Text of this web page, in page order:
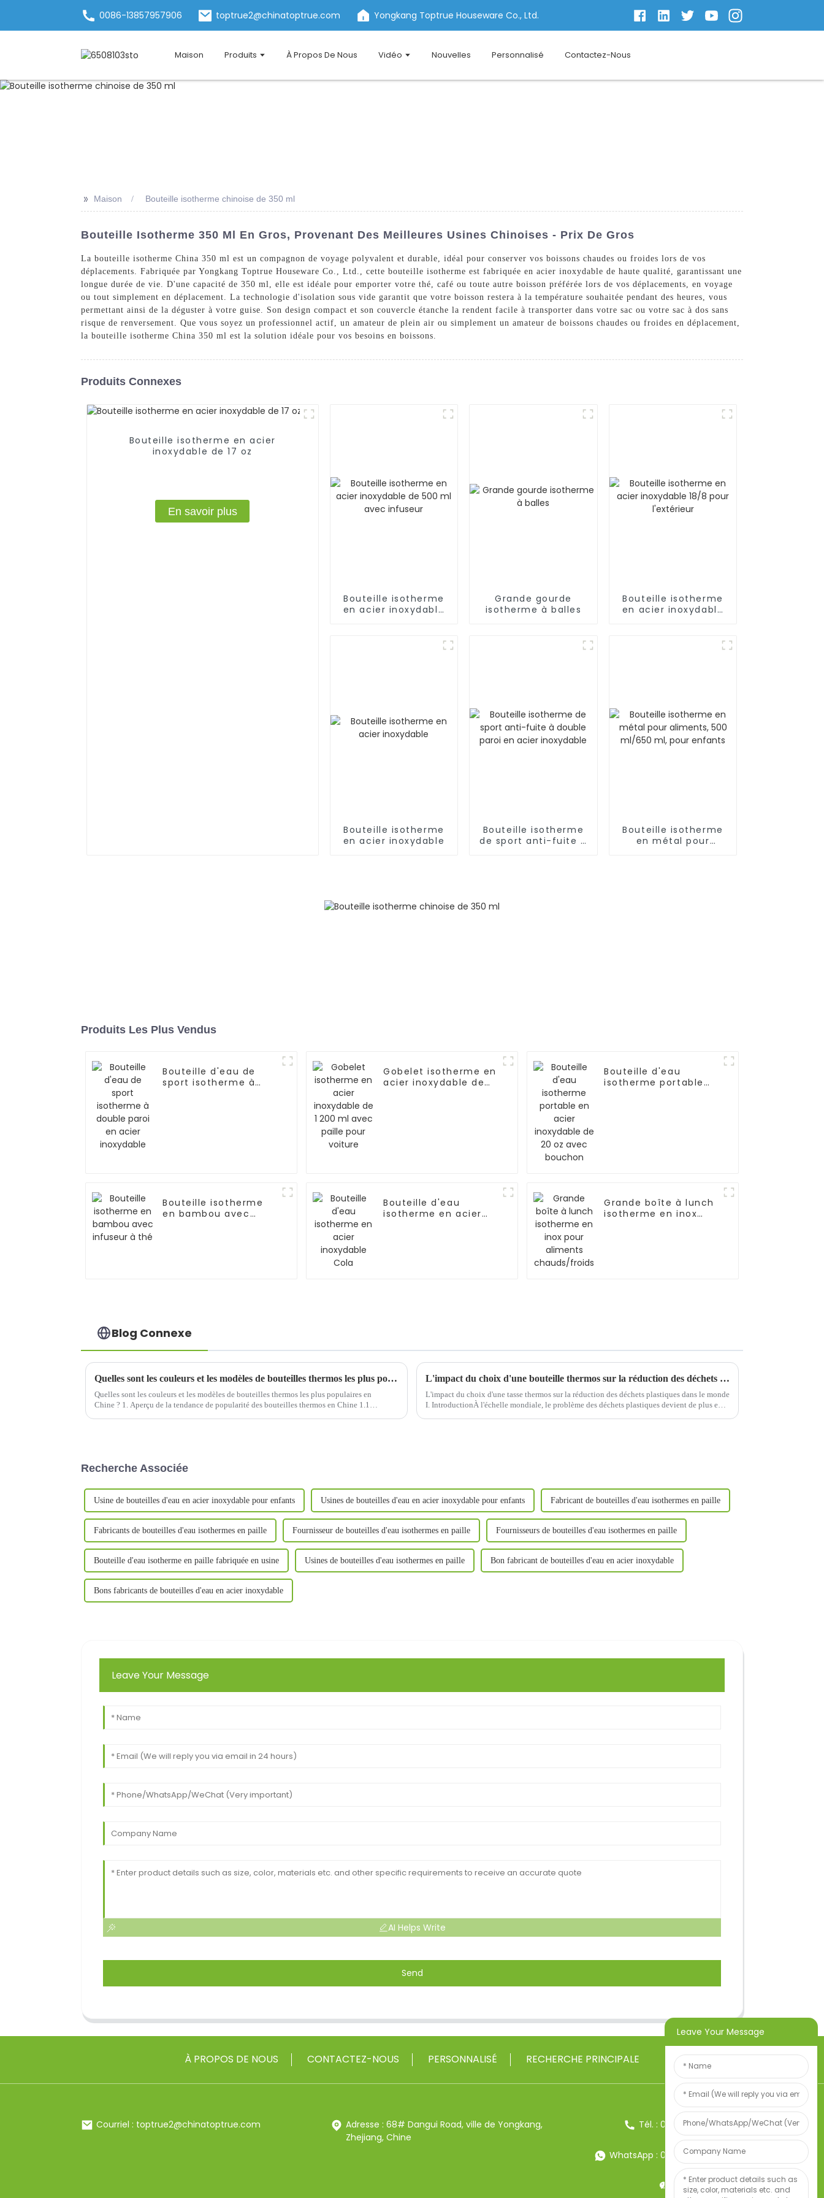
0086-13857957906 toptrue2@chinatoptrue.com Yongkang Toptrue Houseware Co., Ltd.
Maison Produits À Propos De Nous Vidéo Nouvelles Personnalisé Contactez-Nous
>> Maison Bouteille isotherme chinoise de 350 ml
Bouteille Isotherme 350 Ml En Gros, Provenant Des Meilleures Usines Chinoises - Prix De Gros
La bouteille isotherme China 350 ml est un compagnon de voyage polyvalent et durable, idéal pour conserver vos boissons chaudes ou froides lors de vos
déplacements. Fabriquée par Yongkang Toptrue Houseware Co., Ltd., cette bouteille isotherme est fabriquée en acier inoxydable de haute qualité, garantissant une
longue durée de vie. D'une capacité de 350 ml, elle est idéale pour emporter votre thé, café ou toute autre boisson préférée lors de vos déplacements, en voyage
ou tout simplement en déplacement. La technologie d'isolation sous vide garantit que votre boisson restera à la température souhaitée pendant des heures, vous
permettant ainsi de la déguster à votre guise. Son design compact et son couvercle étanche la rendent facile à transporter dans votre sac ou votre sac à dos sans
risque de renversement. Que vous soyez un professionnel actif, un amateur de plein air ou simplement un amateur de boissons chaudes ou froides en déplacement,
la bouteille isotherme China 350 ml est la solution idéale pour vos besoins en boissons.
Produits Connexes
Bouteille isotherme en acier
inoxydable de 17 oz
En savoir plus
Bouteille isotherme
en acier inoxydable
Grande gourde
isotherme à balles
Bouteille isotherme
en acier inoxydable
Bouteille isotherme
en acier inoxydable
Bouteille isotherme
de sport anti-fuite à
Bouteille isotherme
en métal pour
Produits Les Plus Vendus
Bouteille d'eau de
sport isotherme à
Gobelet isotherme en
acier inoxydable de
Bouteille d'eau
isotherme portable
Bouteille isotherme
en bambou avec
Bouteille d'eau
isotherme en acier
Grande boîte à lunch
isotherme en inox
Blog Connexe
Quelles sont les couleurs et les modèles de bouteilles thermos les plus populaires en Chine ?
Quelles sont les couleurs et les modèles de bouteilles thermos les plus populaires en
Chine ? 1. Aperçu de la tendance de popularité des bouteilles thermos en Chine 1.1
L'impact du choix d'une bouteille thermos sur la réduction des déchets plastiques mondiaux
L'impact du choix d'une tasse thermos sur la réduction des déchets plastiques dans le monde
I. IntroductionÀ l'échelle mondiale, le problème des déchets plastiques devient de plus en
Recherche Associée
Usine de bouteilles d'eau en acier inoxydable pour enfants Usines de bouteilles d'eau en acier inoxydable pour enfants Fabricant de bouteilles d'eau isothermes en paille
Fabricants de bouteilles d'eau isothermes en paille Fournisseur de bouteilles d'eau isothermes en paille Fournisseurs de bouteilles d'eau isothermes en paille
Bouteille d'eau isotherme en paille fabriquée en usine Usines de bouteilles d'eau isothermes en paille Bon fabricant de bouteilles d'eau en acier inoxydable
Bons fabricants de bouteilles d'eau en acier inoxydable
Leave Your Message
AI Helps Write
Send
À PROPOS DE NOUS CONTACTEZ-NOUS PERSONNALISÉ RECHERCHE PRINCIPALE
Courriel : toptrue2@chinatoptrue.com
Adresse : 68# Dangui Road, ville de Yongkang,
Zhejiang, Chine
Tél. : 0086-13857957906
WhatsApp : 0086-13857957906
Poids:34247497
Leave Your Message